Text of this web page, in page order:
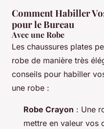
Comment Habiller
pour le Bureau
Avec une Robe
Les chaussures plates
robe de manière très
conseils pour habiller
une robe :
Robe Crayon : Une
mettre en valeur vos